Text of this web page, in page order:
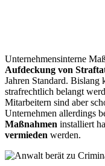
Unternehmensinterne
Aufdeckung von
Jahren Standard. Bislang
strafrechtlich belangt
Mitarbeitern sind aber
Unternehmen allerdings
Maßnahmen installiert
vermieden werden.